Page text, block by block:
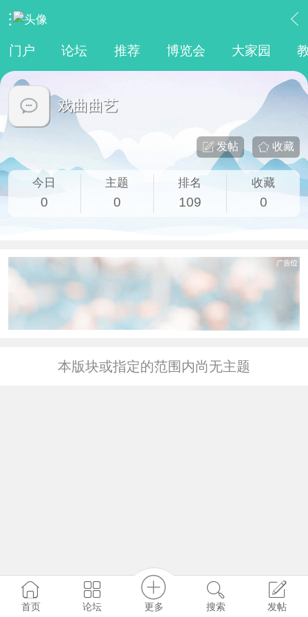
门户 论坛 推荐 博览会 大家园
戏曲曲艺
收藏
发帖
今日
0
主题
0
排名
109
收藏
0
本版块或指定的范围内尚无主题
首页 论坛 更多 搜索 发帖